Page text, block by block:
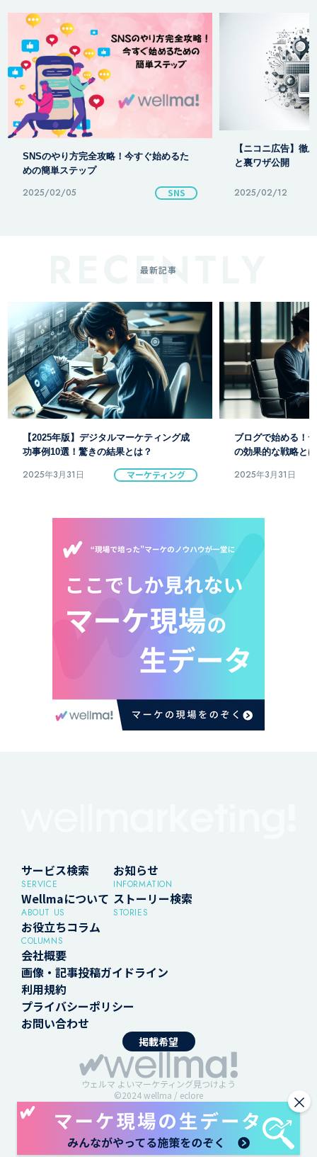
SNSのやり方完全攻略！今すぐ始めるた
めの簡単ステップ
2025/02/05 SNS
【ニコニ広告】徹
と裏ワザ公開
2025/02/12
最新記事
【2025年版】デジタルマーケティング成
功事例10選！驚きの結果とは？
2025年3月31日 マーケティング
ブログで始める！
の効果的な戦略と
2025年3月31日
サービス検索
SERVICE
お知らせ
INFORMATION
Wellmaについて
ABOUT US
ストーリー検索
STORIES
お役立ちコラム
COLUMNS
会社概要
画像・記事投稿ガイドライン
利用規約
プライバシーポリシー
お問い合わせ
掲載希望
ウェルマ よいマーケティング見つけよう
©2024 wellma / eclore
×